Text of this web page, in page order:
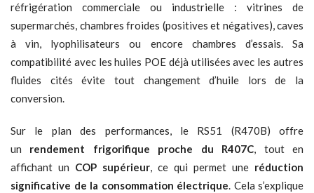
réfrigération commerciale ou industrielle : vitrines de
supermarchés, chambres froides (positives et négatives), caves
à vin, lyophilisateurs ou encore chambres d’essais. Sa
compatibilité avec les huiles POE déjà utilisées avec les autres
fluides cités évite tout changement d’huile lors de la
conversion.
Sur le plan des performances, le RS51 (R470B) offre
un rendement frigorifique proche du R407C, tout en
affichant un COP supérieur, ce qui permet une réduction
significative de la consommation électrique. Cela s’explique